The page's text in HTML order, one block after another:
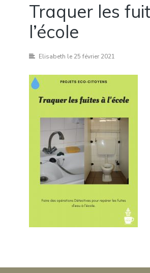
Traquer les
l’école
Elisabeth le 25 février 2021